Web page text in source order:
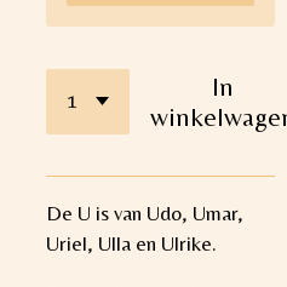
In
De U is van Udo, Umar,
Uriel, Ulla en Ulrike.